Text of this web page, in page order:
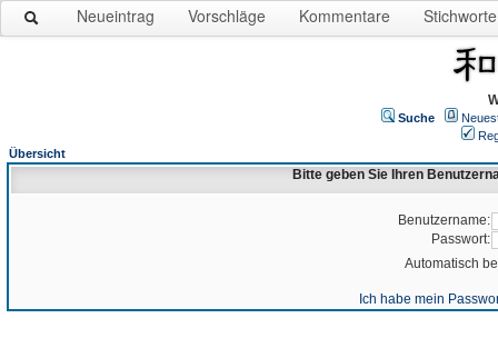
Neueintrag Vorschläge Kommentare Stichworte
Suche
Übersicht
Bitte geben Sie Ihren
Benutzername:
Passwort:
Automatisch
Ich habe mein